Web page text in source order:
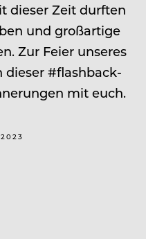
dieser Zeit durften
und großartige
Zur Feier unseres
#flashback-
mit euch.